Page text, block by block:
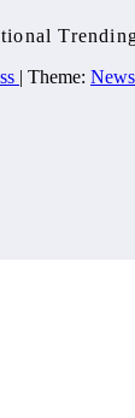
| Theme: